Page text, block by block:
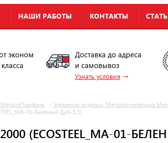
НАШИ РАБОТЫ КОНТАКТЫ
эконом
Доставка до адреса
и самовывоз
Узнать условия →
/ Элементы отделки. Металлочерепица
01-Беленый Дуб-0.5)
(ECOSTEEL_MA-01-